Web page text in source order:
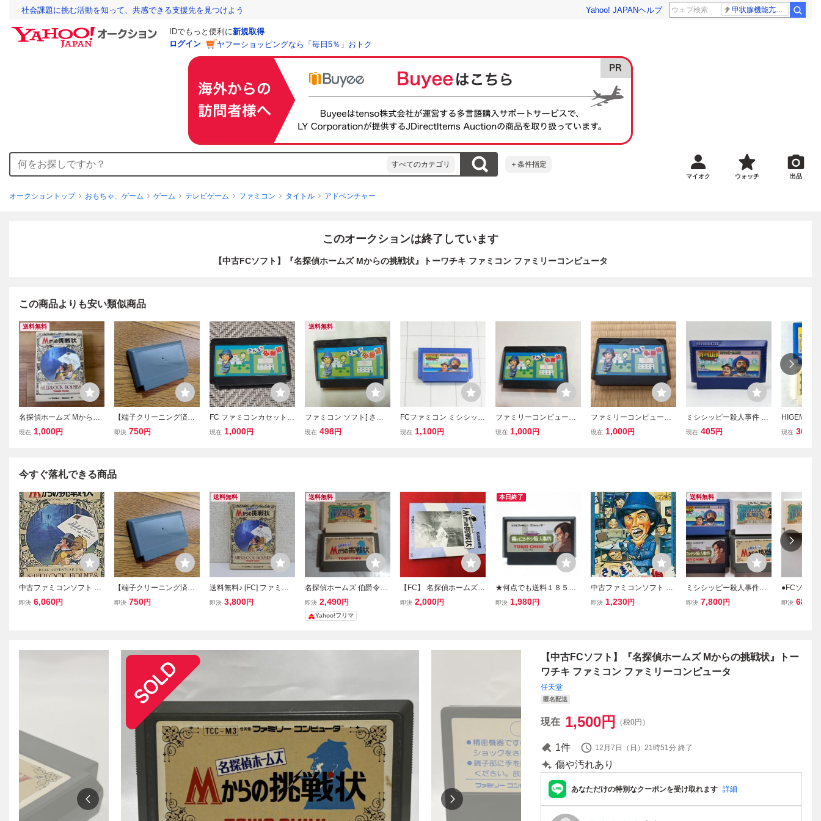
社会課題に挑む活動を知って、共感できる支援先を見つけよう Yahoo! JAPANヘルプ 甲状腺機能亢進症
IDでもっと便利に新規取得
ログイン
ヤフーショッピングなら「毎日5％」おトク
すべてのカテゴリ ＋条件指定
マイオク ウォッチ 出品
オークショントップ おもちゃ、ゲーム ゲーム テレビゲーム ファミコン タイトル アドベンチャー
このオークションは終了しています
【中古FCソフト】『名探偵ホームズ Mからの挑戦状』トーワチキ ファミコン ファミリーコンピュータ
この商品よりも安い類似商品
送料無料
名探偵ホームズ Mからの
挑戦状 ファミコンソフト
現在 1,000円
【端子クリーニング済
み】FC 名探偵ホームズ
即決 750円
FC ファミコンカセット
さんまの名探偵 ソフト
現在 1,000円
送料無料
ファミコン ソフト[ さん
まの名探偵 ]ナムコ 起動
現在 498円
FCファミコン ミシシッピ
ー殺人事件 定形外送料無
現在 1,100円
ファミリーコンピュー
タ ゲームソフト さん
現在 1,000円
ファミリーコンピュー
タ ソフト さんまの名
現在 1,000円
ミシシッピー殺人事件 19
86 JARECO ジャレコ Nin
現在 405円
MZ &
現在 300
今すぐ落札できる商品
中古ファミコンソフト 名
探偵ホームズ Mからの挑
即決 6,060円
【端子クリーニング済
み】FC 名探偵ホームズ
即決 750円
送料無料
送料無料♪ [FC] ファミコ
ンソフト 名探偵ホームズ
即決 3,800円
送料無料
名探偵ホームズ 伯爵令嬢
誘拐事件 Mからの挑戦状
ファミコンソフト セット
即決 2,490円
Yahoo!フリマ
【FC】 名探偵ホームズ M
からの挑戦状 説明書 同梱
即決 2,000円
本日終了
★何点でも送料１８５円
★ 名探偵ホームズ 霧のロ
即決 1,980円
中古ファミコンソフト さ
んまの名探偵
即決 1,230円
送料無料
ミシシッピー殺人事件
シャーロックホームズ
即決 7,800円
●FCソフ
ーロックホ
即決 680
【中古FCソフト】『名探偵ホームズ Mからの挑戦状』トー
ワチキ ファミコン ファミリーコンピュータ
任天堂
匿名配送
現在 1,500円 （税0円）
1件 12月7日（日）21時51分 終了
傷や汚れあり
あなただけの特別なクーポンを受け取れます 詳細